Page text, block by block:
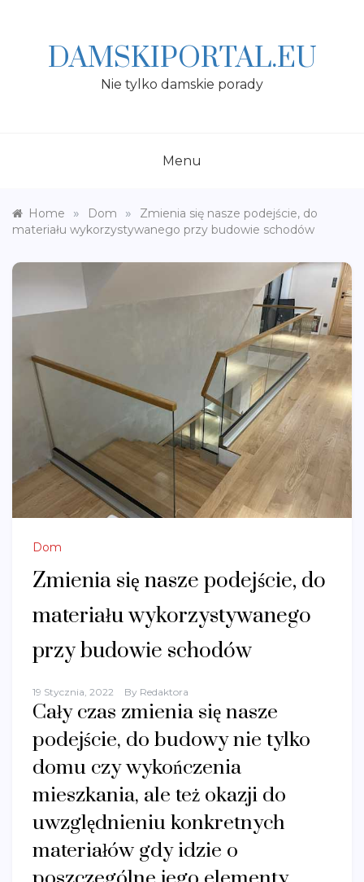
DAMSKIPORTAL.EU
Nie tylko damskie porady
Menu
Home » Dom »
Zmienia się nasze podejście, do
materiału wykorzystywanego przy budowie schodów
Dom
Zmienia się nasze podejście, do
materiału wykorzystywanego
przy budowie schodów
19 Stycznia, 2022 By Redaktora
Cały czas zmienia się nasze
podejście, do budowy nie tylko
domu czy wykończenia
mieszkania, ale też okazji do
uwzględnieniu konkretnych
materiałów gdy idzie o